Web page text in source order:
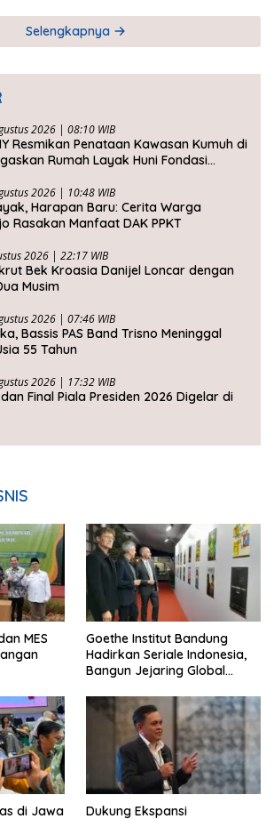
Selengkapnya
2026 | 08:10 WIB
Resmikan Penataan Kawasan Kumuh di
Rumah Layak Huni Fondasi
2026 | 10:48 WIB
Harapan Baru: Cerita Warga
Rasakan Manfaat DAK PPKT
2026 | 22:17 WIB
Bek Kroasia Danijel Loncar dengan
Musim
2026 | 07:46 WIB
Bassis PAS Band Trisno Meninggal
55 Tahun
2026 | 17:32 WIB
Final Piala Presiden 2026 Digelar di
MES
Goethe Institut Bandung
Hadirkan Seriale Indonesia,
Bangun Jejaring Global
di Jawa Dukung Ekspansi